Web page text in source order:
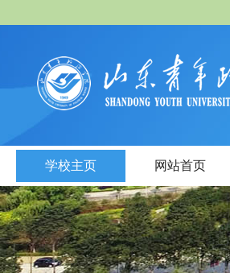
学校主页 网站首页